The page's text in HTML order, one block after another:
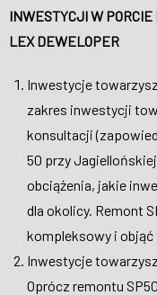
INWESTYCJI W
LEX DEWELOPER
Inwestycje
zakres inwestycji
konsultacji
50 przy
obciążenia, jakie
dla okolicy. Remont
kompleksowy i objąć
Inwestycje
Oprócz remontu